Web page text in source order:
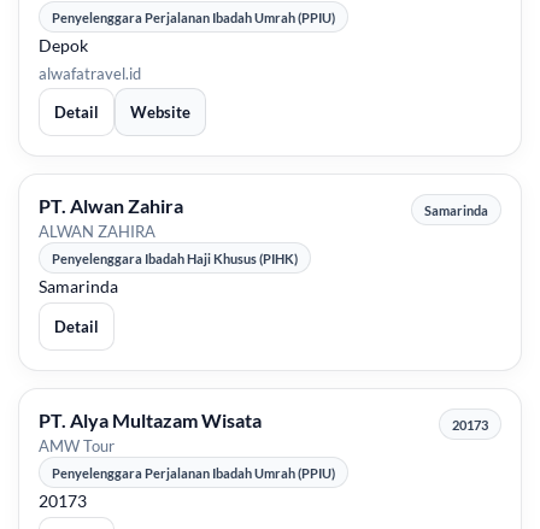
Penyelenggara Perjalanan Ibadah Umrah (PPIU)
Depok
alwafatravel.id
Detail
Website
PT. Alwan Zahira
ALWAN ZAHIRA
Samarinda
Penyelenggara Ibadah Haji Khusus (PIHK)
Samarinda
Detail
PT. Alya Multazam Wisata
AMW Tour
20173
Penyelenggara Perjalanan Ibadah Umrah (PPIU)
20173